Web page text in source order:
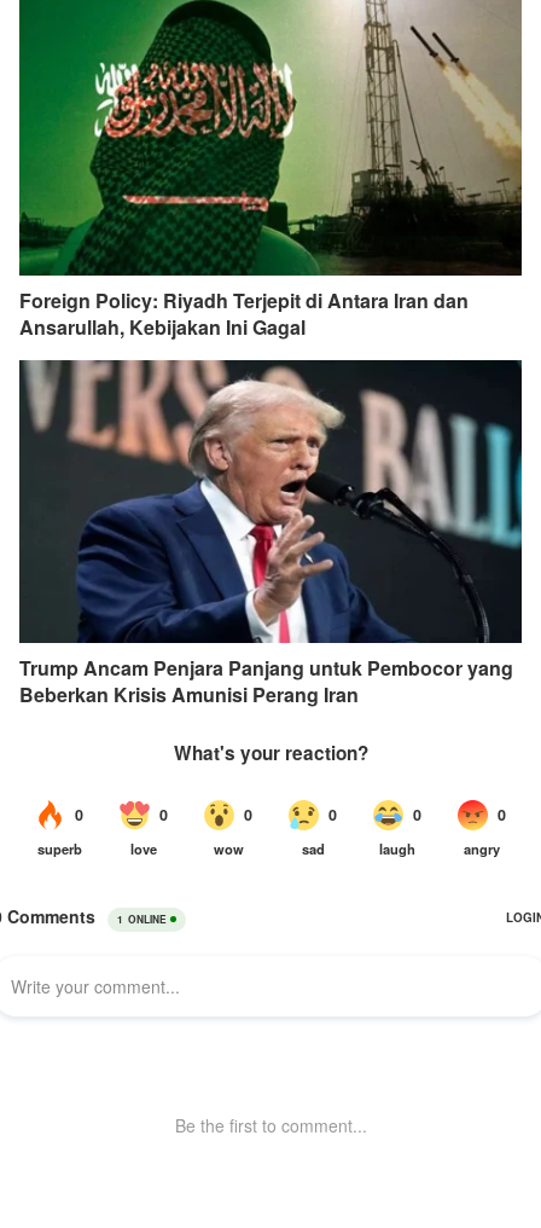
Foreign Policy: Riyadh Terjepit di Antara Iran dan
Ansarullah, Kebijakan Ini Gagal
Trump Ancam Penjara Panjang untuk Pembocor yang
Beberkan Krisis Amunisi Perang Iran